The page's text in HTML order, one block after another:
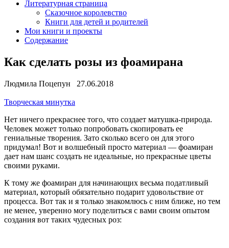
Литературная страница
Сказочное королевство
Книги для детей и родителей
Мои книги и проекты
Содержание
Как сделать розы из фоамирана
Людмила Поцепун 27.06.2018
Творческая минутка
Нет ничего прекраснее того, что создает матушка-природа.
Человек может только попробовать скопировать ее
гениальные творения. Зато сколько всего он для этого
придумал! Вот и волшебный просто материал — фоамиран
дает нам шанс создать не идеальные, но прекрасные цветы
своими руками.
К тому же фоамиран для начинающих весьма податливый
материал, который обязательно подарит удовольствие от
процесса. Вот так и я только знакомлюсь с ним ближе, но тем
не менее, уверенно могу поделиться с вами своим опытом
создания вот таких чудесных роз: